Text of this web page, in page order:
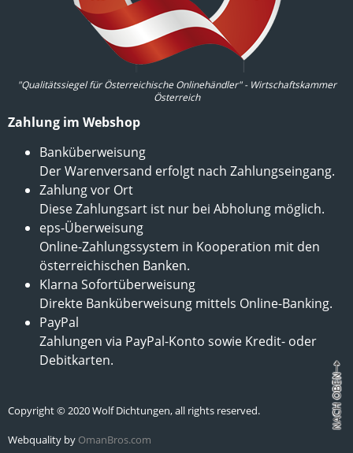
"Qualitätssiegel für Österreichische Onlinehändler" - Wirtschaftskammer
Österreich
Zahlung im Webshop
Banküberweisung
Der Warenversand erfolgt nach Zahlungseingang.
Zahlung vor Ort
Diese Zahlungsart ist nur bei Abholung möglich.
eps-Überweisung
Online-Zahlungssystem in Kooperation mit den
österreichischen Banken.
Klarna Sofortüberweisung
Direkte Banküberweisung mittels Online-Banking.
PayPal
Zahlungen via PayPal-Konto sowie Kredit- oder
Debitkarten.
Copyright © 2020 Wolf Dichtungen, all rights reserved.
Webquality by OmanBros.com